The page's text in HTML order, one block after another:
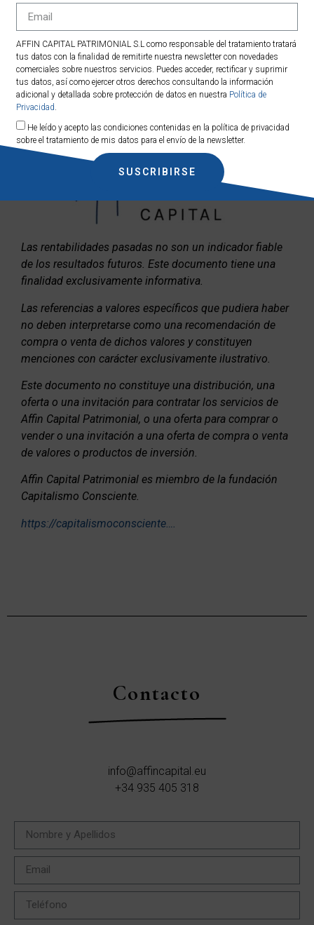
Mas información en:www.affincapital.eu/gestión-
patrimonial
Contacta con Affin Capital:www.affincapital.eu/contact
Las rentabilidades pasadas no son un indicador fiable
de los resultados futuros. Este documento tiene una
finalidad exclusivamente informativa.
Las referencias a valores específicos que pudiera haber
no deben interpretarse como una recomendación de
compra o venta de dichos valores y constituyen
menciones con carácter exclusivamente ilustrativo.
Este documento no constituye una distribución, una
oferta o una invitación para contratar los servicios de
Affin Capital Patrimonial, o una oferta para comprar o
vender o una invitación a una oferta de compra o venta
de valores o productos de inversión.
Affin Capital Patrimonial es miembro de la fundación
Capitalismo Consciente.
https://capitalismoconsciente….
Contacto
info@affincapital.eu
+34 935 405 318
AFFIN CAPITAL PATRIMONIAL S.L como responsable del tratamiento tratará
tus datos con la finalidad de remitirte nuestra newsletter con novedades
comerciales sobre nuestros servicios. Puedes acceder, rectificar y suprimir
tus datos, así como ejercer otros derechos consultando la información
adicional y detallada sobre protección de datos en nuestra Política de
Privacidad.
He leído y acepto las condiciones contenidas en la política de privacidad
sobre el tratamiento de mis datos para el envío de la newsletter.
SUSCRIBIRSE